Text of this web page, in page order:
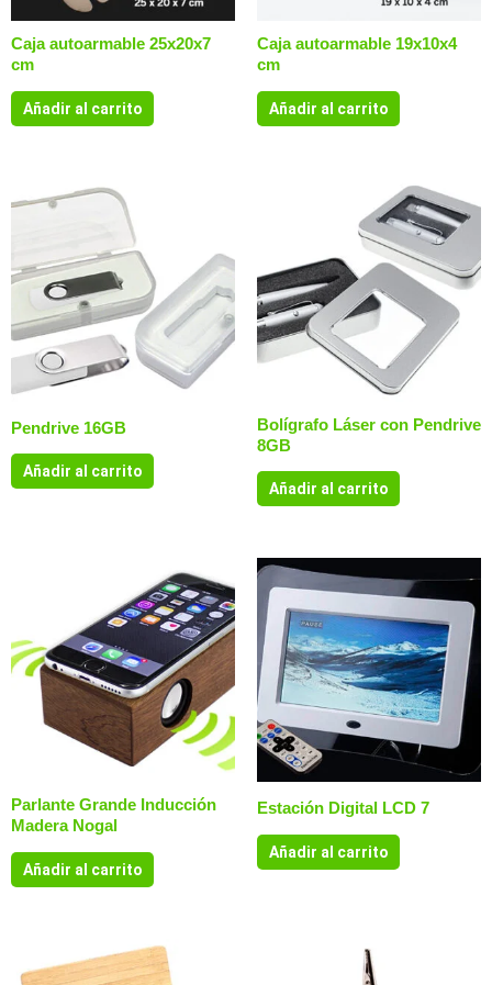
Caja autoarmable 25x20x7
cm
Añadir al carrito
Caja autoarmable 19x10x4
cm
Añadir al carrito
Pendrive 16GB
Añadir al carrito
Bolígrafo Láser con Pendrive
8GB
Añadir al carrito
Parlante Grande Inducción
Madera Nogal
Añadir al carrito
Estación Digital LCD 7
Añadir al carrito